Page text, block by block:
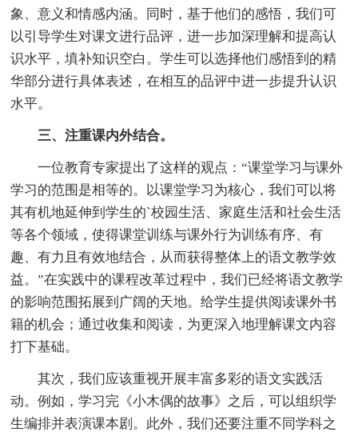
象、意义和情感内涵。同时，基于他们的感悟，我们可
以引导学生对课文进行品评，进一步加深理解和提高认
识水平，填补知识空白。学生可以选择他们感悟到的精
华部分进行具体表述，在相互的品评中进一步提升认识
水平。
三、注重课内外结合。
一位教育专家提出了这样的观点：“课堂学习与课外
学习的范围是相等的。以课堂学习为核心，我们可以将
其有机地延伸到学生的`校园生活、家庭生活和社会生活
等各个领域，使得课堂训练与课外行为训练有序、有
趣、有力且有效地结合，从而获得整体上的语文教学效
益。”在实践中的课程改革过程中，我们已经将语文教学
的影响范围拓展到广阔的天地。给学生提供阅读课外书
籍的机会；通过收集和阅读，为更深入地理解课文内容
打下基础。
其次，我们应该重视开展丰富多彩的语文实践活
动。例如，学习完《小木偶的故事》之后，可以组织学
生编排并表演课本剧。此外，我们还要注重不同学科之